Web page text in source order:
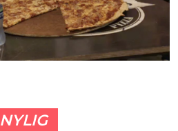
NYLIG